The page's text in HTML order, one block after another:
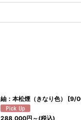
紬：本松煙（きなり色） [9/
288,000円 ～ (税込)